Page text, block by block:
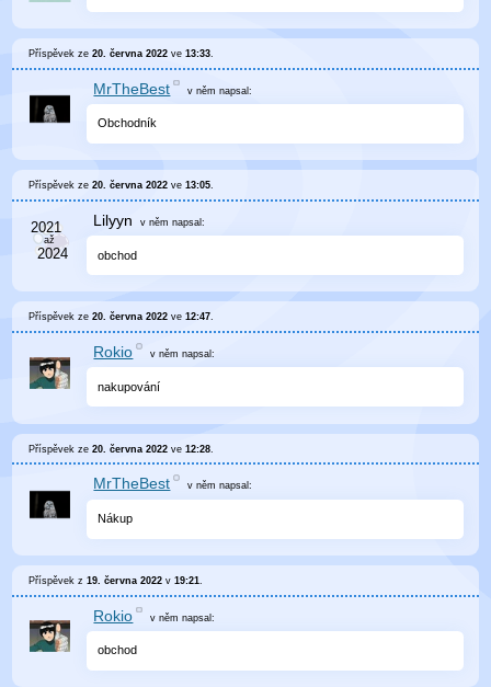
Příspěvek ze20. června 2022 ve13:33
MrTheBest v němnapsal:
Obchodník
Příspěvek ze20. června 2022 ve13:05.
Lilyyn v něm napsal:
obchod
Příspěvek ze20. června 2022 ve12:47.
Rokio v němnapsal:
nakupování
Příspěvek ze20. června 2022 ve12:28
MrTheBest v němnapsal:
Nákup
Příspěvek z19. června 2022 v19:21
Rokio v němnapsal:
obchod